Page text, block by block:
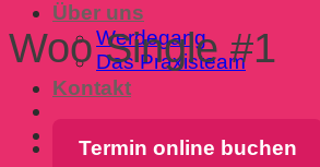
Über uns
Werdegang
Das Praxisteam
Kontakt
Termin online buchen
Woo Single #1